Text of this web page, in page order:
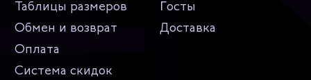
Таблицы размеров
Госты
Обмен и возврат
Доставка
Оплата
Система скидок